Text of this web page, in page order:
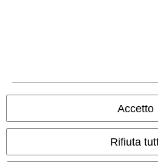
Accetto
Rifiuta
Gli altri shop EMP nel
EMP International